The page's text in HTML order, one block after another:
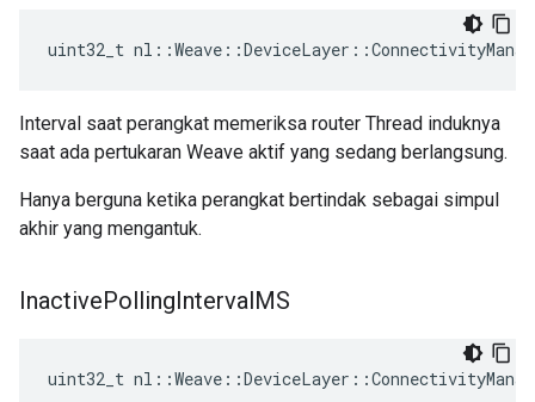
uint32_t
Interval saat perangkat memeriksa router Thread induknya
saat ada pertukaran Weave aktif yang sedang berlangsung.
Hanya berguna ketika perangkat bertindak sebagai simpul
akhir yang mengantuk.
InactivePollingIntervalMS
uint32_t